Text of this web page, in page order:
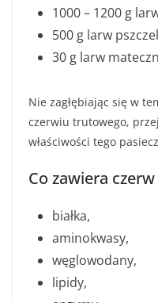
1000 – 1200 g
500 g larw
30 g larw
Nie zagłębiając się w
czerwiu trutowego,
właściwości tego
Co zawiera
białka,
aminokwasy,
węglowodany,
lipidy,